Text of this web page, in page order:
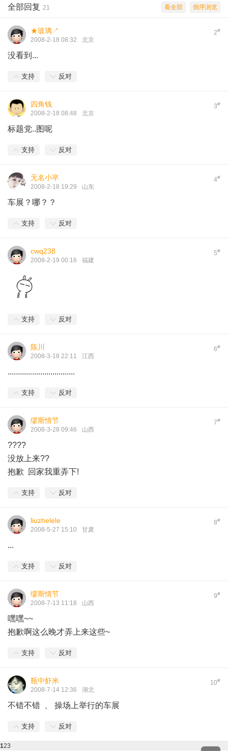
倒序浏览
看全部
全部回复 21
2#
★玻璃↗
2008-2-18 08:32 北京
没看到...
支持 反对
3#
四角钱
2008-2-18 08:48 北京
标题党..图呢
支持 反对
4#
无名小卒
2008-2-18 19:29 山东
车展？哪？？
支持 反对
5#
cwq238
2008-2-19 00:16 福建
支持 反对
6#
陈川
2008-3-18 22:11 江西
.................................
支持 反对
7#
缪斯情节
2008-3-28 09:46 山西
????
没放上来??
抱歉 回家我重弄下!
支持 反对
8#
liuzhelele
2008-5-27 15:10 甘肃
...
支持 反对
9#
缪斯情节
2008-7-13 11:18 山西
嘿嘿~~
抱歉啊这么晚才弄上来这些~
支持 反对
10#
瓶中虾米
2008-7-14 12:36 湖北
不错不错 、 操场上举行的车展
支持 反对
123